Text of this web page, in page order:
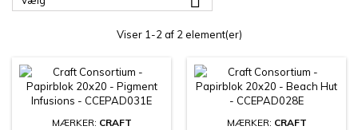
Viser 1-2 af 2 element(er)
MÆRKER: CRAFT
MÆRKER: CRAFT